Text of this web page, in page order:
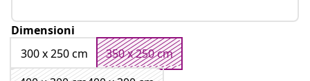
Dimensioni
300 x 250 cm
350 x 250 cm